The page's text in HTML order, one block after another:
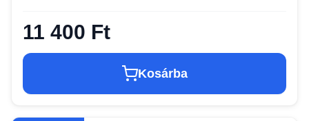
11 400 Ft
Kosárba